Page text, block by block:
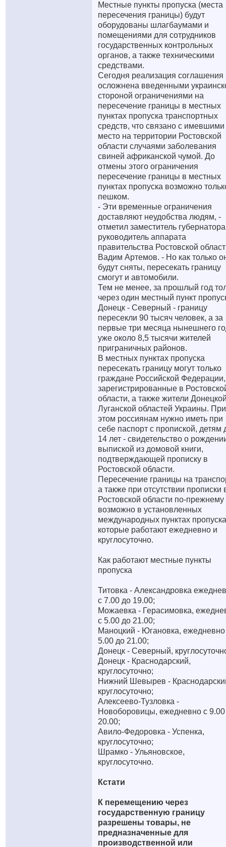
Местные пункты пропуска (места
пересечения границы) будут
оборудованы шлагбаумами и
помещениями для сотрудников
государственных контрольных
органов, а также техническими
средствами.
Сегодня реализация соглашения
осложнена введенными
стороной ограничениями на
пересечение границы в местных
пунктах пропуска транспортных
средств, что связано с имевшими
место на территории Ростовской
области случаями заболевания
свиней африканской чумой. До
отмены этого ограничения
пересечение границы в местных
пунктах пропуска возможно
пешком.
- Эти временные ограничения
доставляют неудобства людям, -
отметил заместитель
руководитель аппарата
правительства Ростовской
Вадим Артемов. - Но как только
будут сняты, пересекать границу
смогут и автомобили.
Тем не менее, за прошлый год
через один местный пункт
Донецк - Северный - границу
пересекли 90 тысяч человек, а за
первые три месяца нынешнего
уже около 8,5 тысячи жителей
приграничных районов.
В местных пунктах пропуска
пересекать границу могут только
граждане Российской Федерации,
зарегистрированные в
области, а также жители
Луганской областей Украины. При
этом россиянам нужно иметь при
себе паспорт с пропиской, детям
14 лет - свидетельство о
выпиской из домовой книги,
подтверждающей прописку в
Ростовской области.
Пересечение границы на
а также при отсутствии прописки
Ростовской области по-прежнему
возможно в установленных
международных пунктах
которые работают ежедневно и
круглосуточно.
Как работают местные пункты
пропуска
Титовка - Александровка
с 7.00 до 19.00;
Можаевка - Герасимовка,
с 5.00 до 21.00;
Маноцкий - Югановка, ежедневно
5.00 до 21.00;
Донецк - Северный,
Донецк - Краснодарский,
круглосуточно;
Нижний Шевырев -
круглосуточно;
Алексеево-Тузловка -
Новоборовицы, ежедневно с
20.00;
Авило-Федоровка - Успенка,
круглосуточно;
Шрамко - Ульяновское,
круглосуточно.
Кстати
К перемещению через
государственную границу
разрешены товары, не
предназначенные для
производственной или